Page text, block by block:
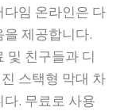
임 온라인은 다
제공합니다.
및 친구들과 디
스택형 막대 차
. 무료로 사용